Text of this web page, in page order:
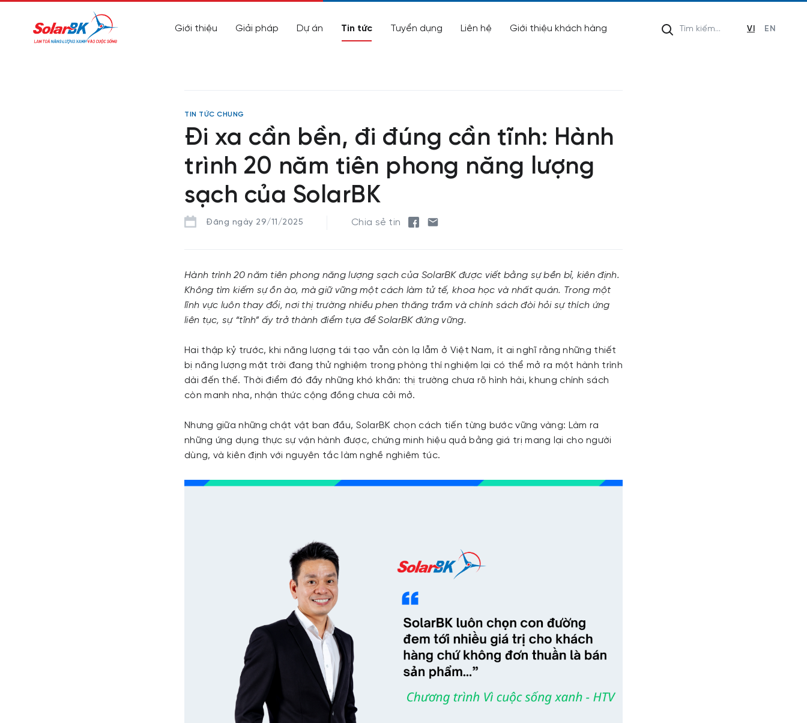
Giới thiệu Giải pháp Dự án Tin tức Tuyển dụng Liên hệ Giới thiệu khách hàng VI EN
TIN TỨC CHUNG
Đi xa cần bền, đi đúng cần tĩnh: Hành
trình 20 năm tiên phong năng lượng
sạch của SolarBK
Đăng ngày 29/11/2025 Chia sẻ tin
Hành trình 20 năm tiên phong năng lượng sạch của SolarBK được viết bằng sự bền bỉ, kiên định.
Không tìm kiếm sự ồn ào, mà giữ vững một cách làm tử tế, khoa học và nhất quán. Trong một
lĩnh vực luôn thay đổi, nơi thị trường nhiều phen thăng trầm và chính sách đòi hỏi sự thích ứng
liên tục, sự “tĩnh” ấy trở thành điểm tựa để SolarBK đứng vững.
Hai thập kỷ trước, khi năng lượng tái tạo vẫn còn lạ lẫm ở Việt Nam, ít ai nghĩ rằng những thiết
bị năng lượng mặt trời đang thử nghiệm trong phòng thí nghiệm lại có thể mở ra một hành trình
dài đến thế. Thời điểm đó đầy những khó khăn: thị trường chưa rõ hình hài, khung chính sách
còn manh nha, nhận thức cộng đồng chưa cởi mở.
Nhưng giữa những chật vật ban đầu, SolarBK chọn cách tiến từng bước vững vàng: Làm ra
những ứng dụng thực sự vận hành được, chứng minh hiệu quả bằng giá trị mang lại cho người
dùng, và kiên định với nguyên tắc làm nghề nghiêm túc.